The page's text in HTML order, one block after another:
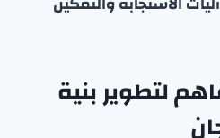
لتطوير بنية